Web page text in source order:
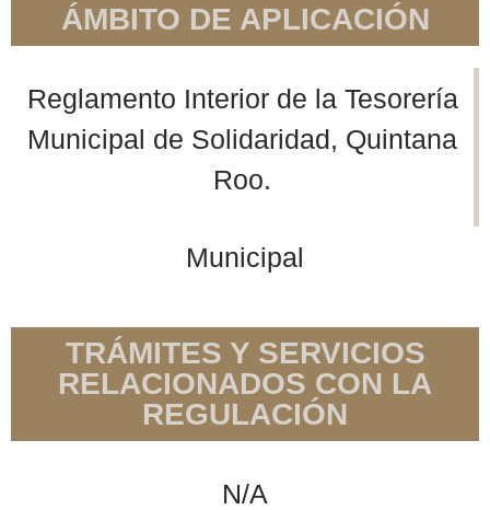
ÁMBITO DE APLICACIÓN
Reglamento Interior de la Tesorería
Municipal de Solidaridad, Quintana
Roo.
Municipal
TRÁMITES Y SERVICIOS
RELACIONADOS CON LA
REGULACIÓN
N/A